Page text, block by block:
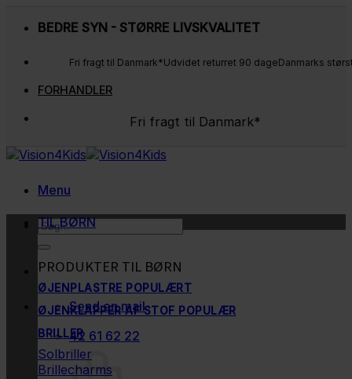
BEDRE SYN - STØRRE LIVSKVALITET
Fri fragt til Danmark*Udvidet returret 90 dageDanmarks
FORHANDLER
Fri fragt til Danmark*
Menu
Søg
Send en mail
42 61 62 22
TIL BØRN
PRODUKTER TIL BØRN
ØJENPLASTRE
ØJENKLAPPER AF STOF
BRILLER
Solbriller
Brillecharms